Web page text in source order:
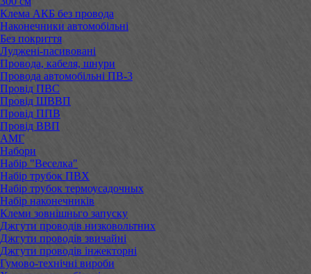
Клема АКБ без провода
Наконечники автомобільні
Без покриття
Луджені-пасивовані
Провода, кабеля, шнури
Провода автомобільні ПВ-3
Провід ПВС
Провід ШВВП
Провід ППВ
Провід ВВП
АМГ
Набори
Набір "Веселка"
Набір трубок ПВХ
Набір трубок термоусадочных
Набір наконечників
Клеми зовнішньго запуску
Джгути проводів низковольтних
Джгути проводів звичайні
Джгути проводів інжекторні
Гумово-технічні вироби